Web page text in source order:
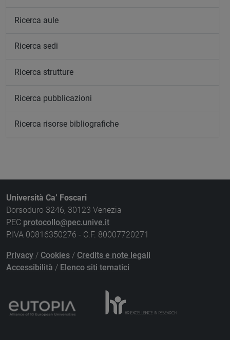
Ricerca aule
Ricerca sedi
Ricerca strutture
Ricerca pubblicazioni
Ricerca risorse bibliografiche
Università Ca’ Foscari
Dorsoduro 3246, 30123 Venezia
PEC protocollo@pec.unive.it
P.IVA 00816350276 - C.F. 80007720271
Privacy / Cookies / Credits e note legali
Accessibilità / Elenco siti tematici